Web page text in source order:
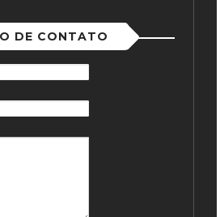
DE CONTATO